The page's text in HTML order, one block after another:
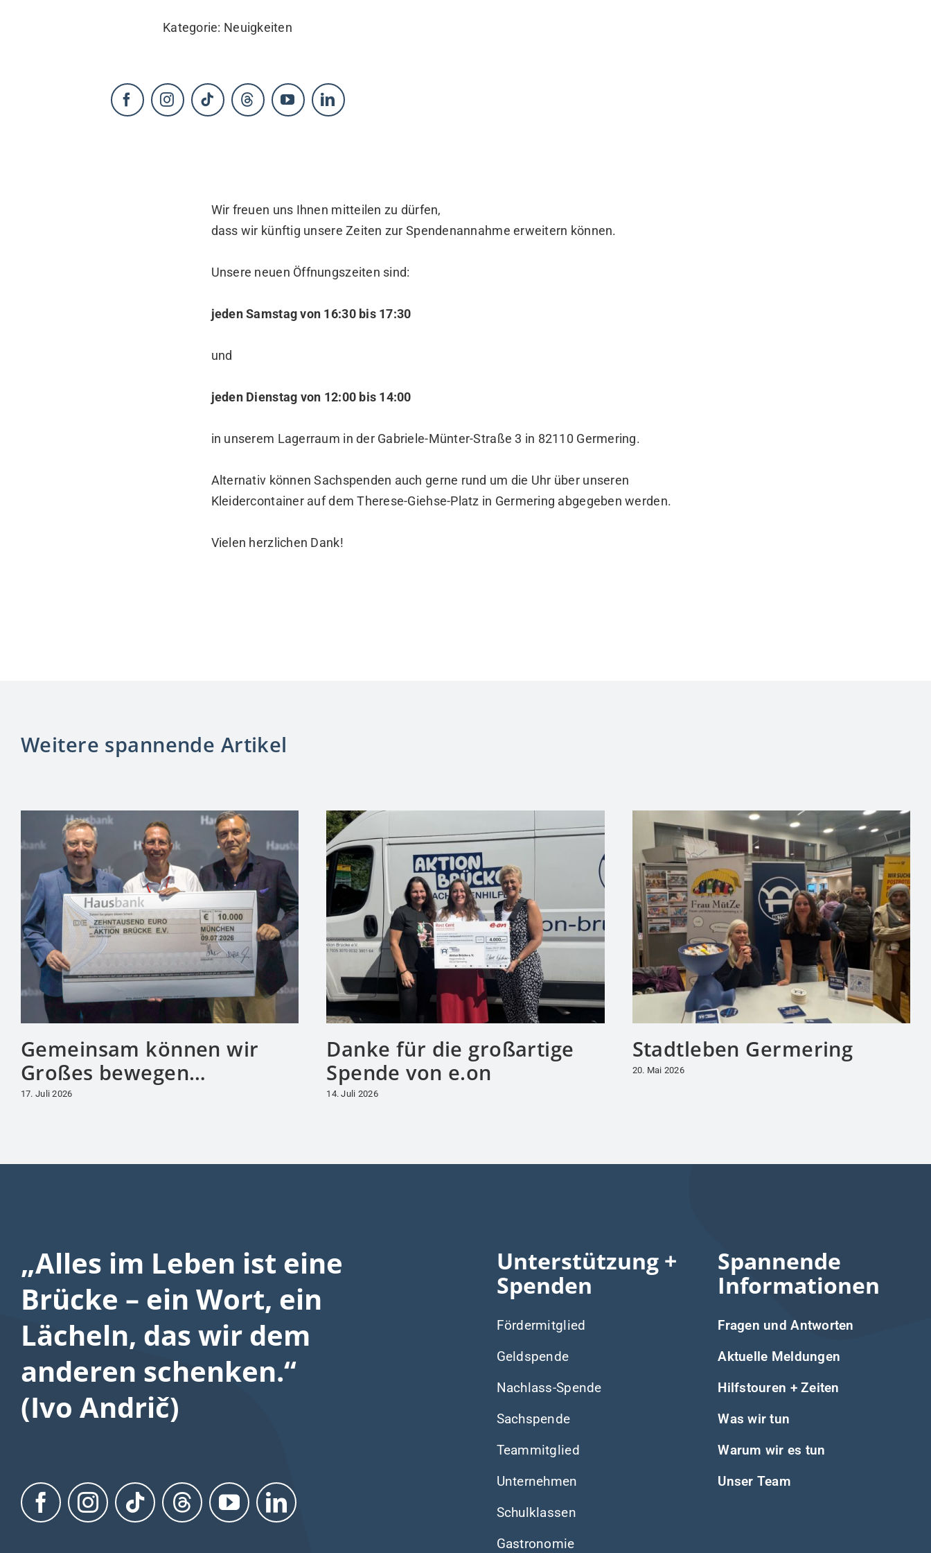
Kategorie: Neuigkeiten
Wir freuen uns Ihnen mitteilen zu dürfen,
dass wir künftig unsere Zeiten zur Spendenannahme erweitern können.
Unsere neuen Öffnungszeiten sind:
jeden Samstag von 16:30 bis 17:30
und
jeden Dienstag von 12:00 bis 14:00
in unserem Lagerraum in der Gabriele-Münter-Straße 3 in 82110 Germering.
Alternativ können Sachspenden auch gerne rund um die Uhr über unseren
Kleidercontainer auf dem Therese-Giehse-Platz in Germering abgegeben werden.
Vielen herzlichen Dank!
Weitere spannende Artikel
Gemeinsam können wir
Großes bewegen…
17. Juli 2026
Danke für die großartige
Spende von e.on
14. Juli 2026
Stadtleben Germering
20. Mai 2026
„Alles im Leben ist eine
Brücke – ein Wort, ein
Lächeln, das wir dem
anderen schenken.“
(Ivo Andrič)
Unterstützung +
Spenden
Fördermitglied
Geldspende
Nachlass-Spende
Sachspende
Teammitglied
Unternehmen
Schulklassen
Gastronomie
Spannende
Informationen
Fragen und Antworten
Aktuelle Meldungen
Hilfstouren + Zeiten
Was wir tun
Warum wir es tun
Unser Team